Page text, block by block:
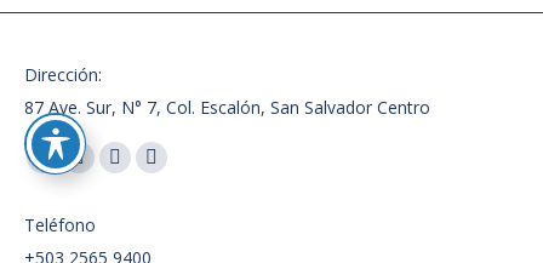
Dirección:
87 Ave. Sur, N° 7, Col. Escalón, San Salvador Centro
Encuéntranos en:
Facebook
opens
X
opens
InstagramWhatsapp
Teléfono
+503 2565 9400